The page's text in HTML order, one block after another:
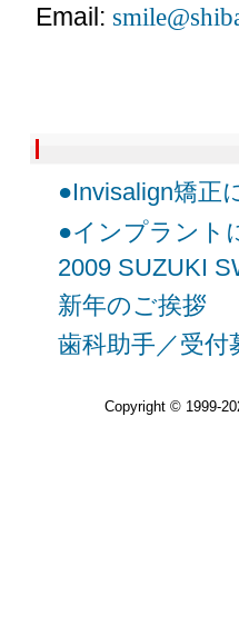
Email:
●Invisalign矯正
●インプラント
2009 SUZUKI
新年のご挨拶
歯科助手／受付
Copyright © 1999-